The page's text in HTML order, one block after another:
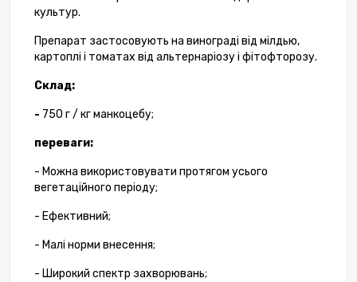
культур.
Препарат застосовують на винограді від мілдью,
картоплі і томатах від альтернаріозуі фітофторозу.
Склад:
- 750 г/ кгманкоцебу;
переваги:
- Можна використовувати протягом усього
вегетаційного періоду;
- Ефективний;
- Малі норми внесення;
- Широкий спектр захворювань;